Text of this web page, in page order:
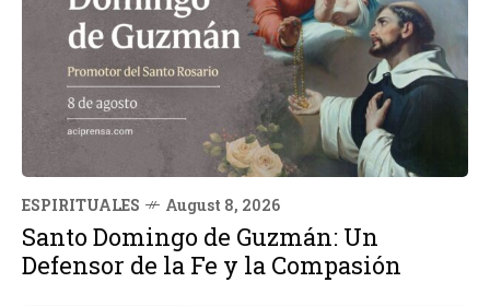
ESPIRITUALES August 8, 2026
Santo Domingo de Guzmán: Un
Defensor de la Fe y la Compasión